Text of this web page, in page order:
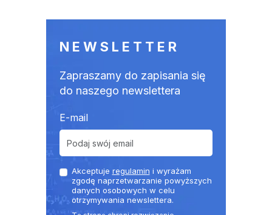
NEWSLETTER
Zapraszamy do zapisania się
do naszego newslettera
E-mail
Akceptuje regulamin i wyrażam
zgodę naprzetwarzanie powyższych
danych osobowych w celu
otrzymywania newslettera.